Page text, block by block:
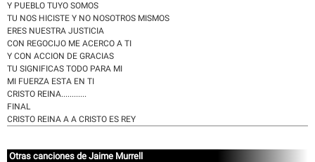
Y PUEBLO TUYO SOMOS
TU NOS HICISTE Y NO NOSOTROS MISMOS
ERES NUESTRA JUSTICIA
CON REGOCIJO ME ACERCO A TI
Y CON ACCION DE GRACIAS
TU SIGNIFICAS TODO PARA MI
MI FUERZA ESTA EN TI
CRISTO REINA............
FINAL
CRISTO REINA A A CRISTO ES REY
Otras canciones de Jaime Murrell